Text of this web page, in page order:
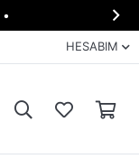
• 
HESABIM